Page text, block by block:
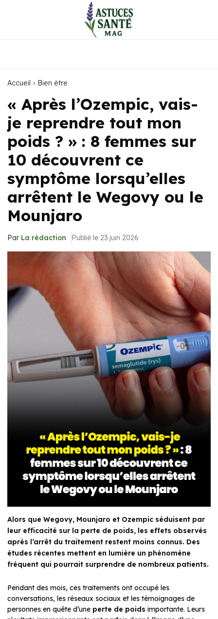
Accueil Bien être
« Après l’Ozempic, vais-
je reprendre tout mon
poids ? » : 8 femmes sur
10 découvrent ce
symptôme lorsqu’elles
arrêtent le Wegovy ou le
Mounjaro
Par La rédaction Publié le 23 juin 2026
Alors que Wegovy, Mounjaro et Ozempic séduisent par
leur efficacité sur la perte de poids, les effets observés
après l’arrêt du traitement restent moins connus. Des
études récentes mettent en lumière un phénomène
fréquent qui pourrait surprendre de nombreux patients.
Pendant des mois, ces traitements ont occupé les
conversations, les réseaux sociaux et les témoignages de
personnes en quête d’une perte de poids importante. Leurs